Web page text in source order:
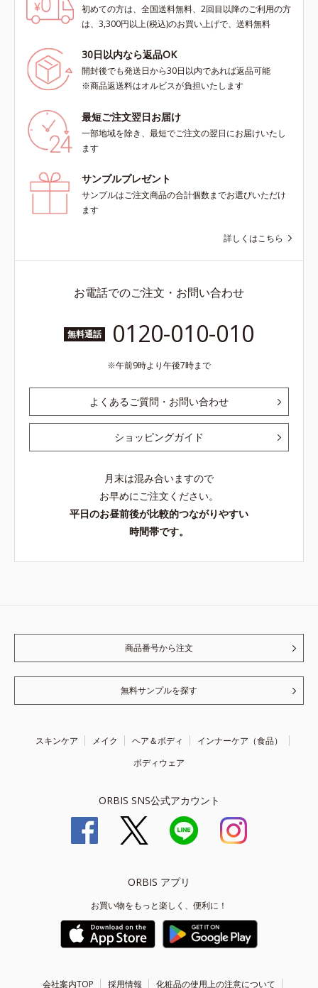
初めての方は、全国送料無料、2回目以降のご利用の方
は、3,300円以上(税込)のお買い上げで、送料無料
30日以内なら返品OK
開封後でも発送日から30日以内であれば返品可能
※商品返送料はオルビスが負担いたします
最短ご注文翌日お届け
一部地域を除き、最短でご注文の翌日にお届けいたし
ます
サンプルプレゼント
サンプルはご注文商品の合計個数までお選びいただけ
ます
詳しくはこちら
お電話でのご注文・お問い合わせ
無料通話 0120-010-010
午前9時より午後7時まで
よくあるご質問・お問い合わせ
ショッピングガイド
月末は混み合いますので
お早めにご注文ください。
平日のお昼前後が比較的つながりやすい
時間帯です。
商品番号から注文
無料サンプルを探す
スキンケア メイク ヘア＆ボディ
インナーケア（食品）
ボディウェア
ORBIS SNS公式アカウント
ORBIS アプリ
お買い物をもっと楽しく、便利に！
会社案内TOP 採用情報 化粧品の使用上の注意について